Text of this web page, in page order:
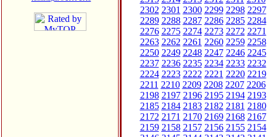
2302 2301 2300 2299 2298 2297
2289 2288 2287 2286 2285 2284
2276 2275 2274 2273 2272 2271
2263 2262 2261 2260 2259 2258
2250 2249 2248 2247 2246 2245
2237 2236 2235 2234 2233 2232
2224 2223 2222 2221 2220 2219
2211 2210 2209 2208 2207 2206
2198 2197 2196 2195 2194 2193
2185 2184 2183 2182 2181 2180
2172 2171 2170 2169 2168 2167
2159 2158 2157 2156 2155 2154